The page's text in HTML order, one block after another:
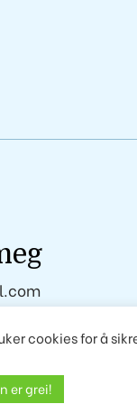
cookies for å
er grei!